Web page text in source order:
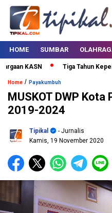
HOME SUMBAR
KASN Tiga Tahun
Home / Payakumbuh
MUSKOT DWP
2019-2024
Tipikal
- Jurnalis
Kamis, 19 November 2020